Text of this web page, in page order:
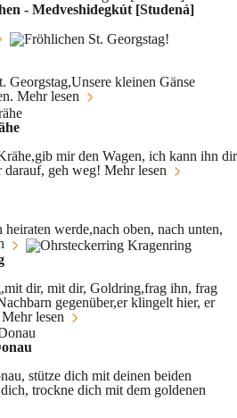
- Medveshidegkút [Studená]
Georgstag,Unsere kleinen Gänse
Mehr lesen
mir den Wagen, ich kann ihn dir
darauf, geh weg! Mehr lesen
werde,nach oben, nach unten,
dir, mit dir, Goldring,frag ihn, frag
gegenüber,er klingelt hier, er
Mehr lesen
stütze dich mit deinen beiden
trockne dich mit dem goldenen